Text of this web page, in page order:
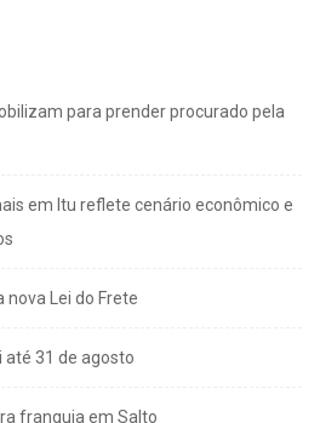
para prender procurado pela
em Itu reflete cenário econômico e
nova Lei do Frete
até 31 de agosto
franquia em Salto